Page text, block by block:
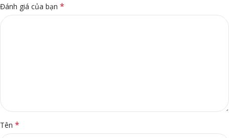
Đánh giá của bạn *
Tên *